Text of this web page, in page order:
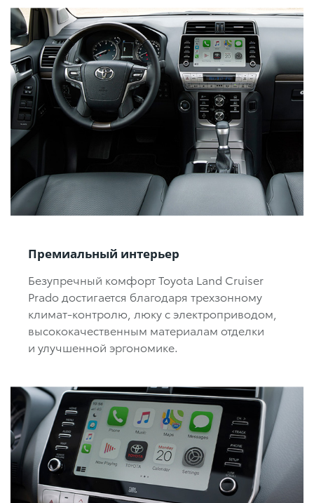
Премиальный интерьер
Безупречный комфорт Toyota Land Cruiser
Prado достигается благодаря трехзонному
климат-контролю, люку сэлектроприводом,
высококачественным материалам отделки
и улучшенной эргономике.